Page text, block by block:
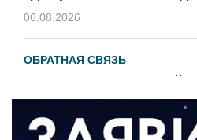
06.08.2026
ОБРАТНАЯ СВЯЗЬ
Администрация онлайн